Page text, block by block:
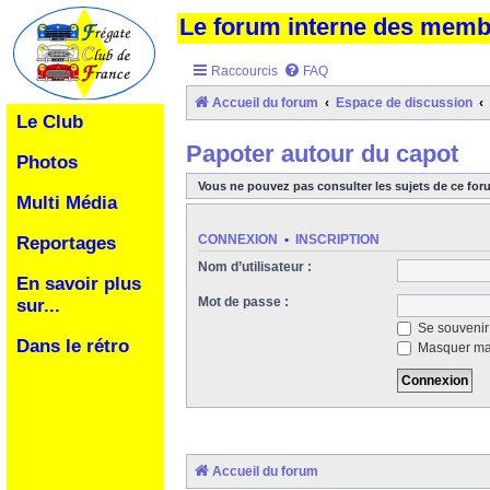
Le Club
Photos
Multi Média
Reportages
En savoir plus
sur...
Dans le rétro
Le forum interne des
Raccourcis FAQ
Accueil du forum Espace de discussion
Papoter autour du capot
Vous ne pouvez pas consulter les sujets de ce
CONNEXION • INSCRIPTION
Nom d’utilisateur :
Mot de passe :
Se
Masquer
Accueil du forum